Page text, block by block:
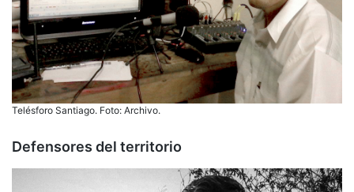
Telésforo Santiago. Foto: Archivo.
Defensores del territorio